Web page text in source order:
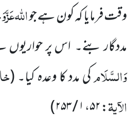
وقت فرمایا کہ کون ہے جواللہ
مددگار بنے۔ اس پر
وَالسَّلَامکی مدد کا وعدہ کیا۔(
الآیۃ: ۵۲، ۱ / ۲۵۳)